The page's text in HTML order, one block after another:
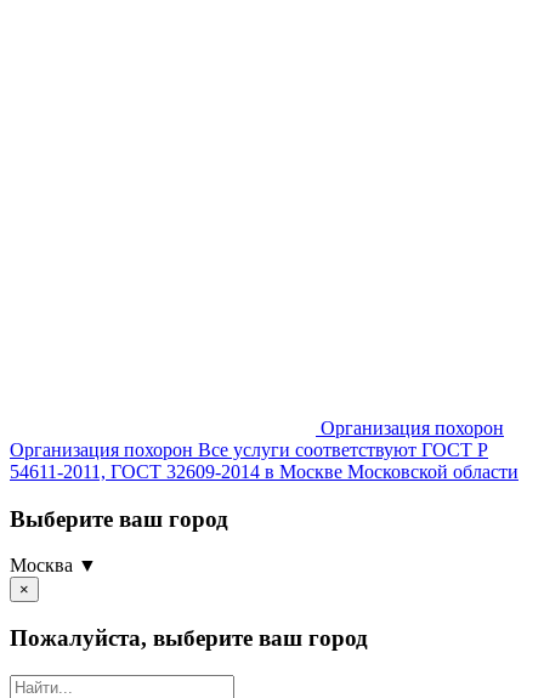
Организация похорон
Организация похорон Все услуги соответствуют ГОСТ Р
54611-2011, ГОСТ 32609-2014 в Москве Московской области
Выберите ваш город
Москва ▼
×
Пожалуйста, выберите ваш город